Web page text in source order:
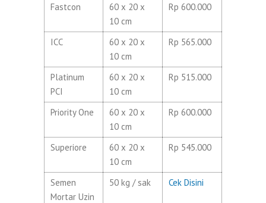
Fastcon
60 x 20 x
10 cm
Rp 600.000
ICC
60 x 20 x
10 cm
Rp 565.000
Platinum
PCI
60 x 20 x
10 cm
Rp 515.000
Priority One
60 x 20 x
10 cm
Rp 600.000
Superiore
60 x 20 x
10 cm
Rp 545.000
Semen
Mortar Uzin
50 kg / sak Cek Disini